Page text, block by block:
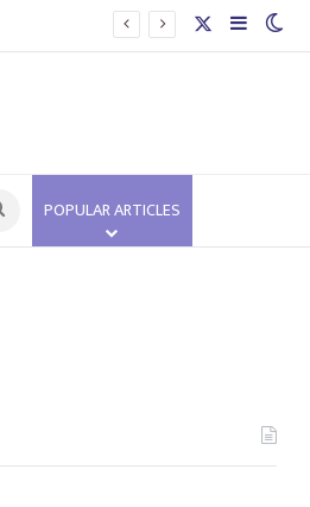
Sidebar
Search
for
POPULAR ARTICLES